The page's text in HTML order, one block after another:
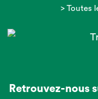
> Toutes
Retrouvez-nous